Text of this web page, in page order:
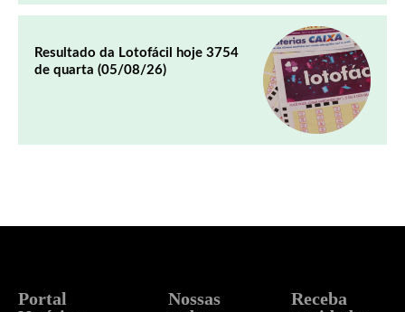
Resultado da Lotofácil hoje 3754
de quarta (05/08/26)
Portal
Nossas
Receba